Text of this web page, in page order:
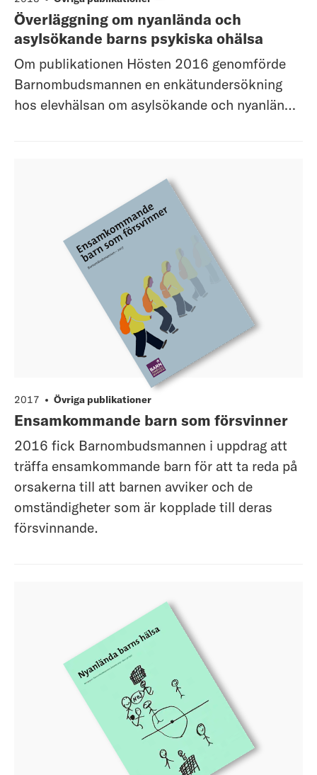
Överläggning om nyanlända och
asylsökande barns psykiska ohälsa
Om publikationen Hösten 2016 genomförde
Barnombudsmannen en enkätundersökning
hos elevhälsan om asylsökande och nyanlända
vård och det stöd de behöver. Under hösten
2017 Övriga publikationer
Ensamkommande barn som försvinner
2016 fick Barnombudsmannen i uppdrag att
träffa ensamkommande barn för att ta reda på
orsakerna till att barnen avviker och de
omständigheter som är kopplade till deras
försvinnande.